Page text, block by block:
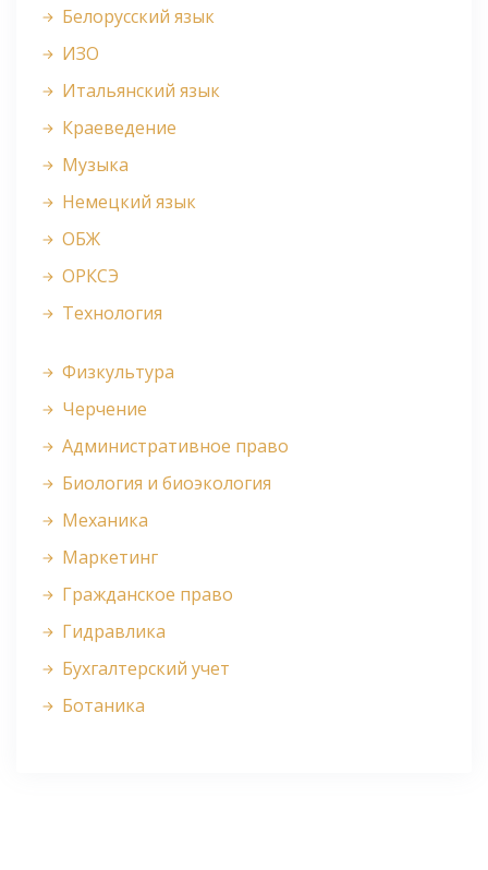
Белорусский язык
ИЗО
Итальянский язык
Краеведение
Музыка
Немецкий язык
ОБЖ
ОРКСЭ
Технология
Физкультура
Черчение
Административное право
Биология и биоэкология
Механика
Маркетинг
Гражданское право
Гидравлика
Бухгалтерский учет
Ботаника